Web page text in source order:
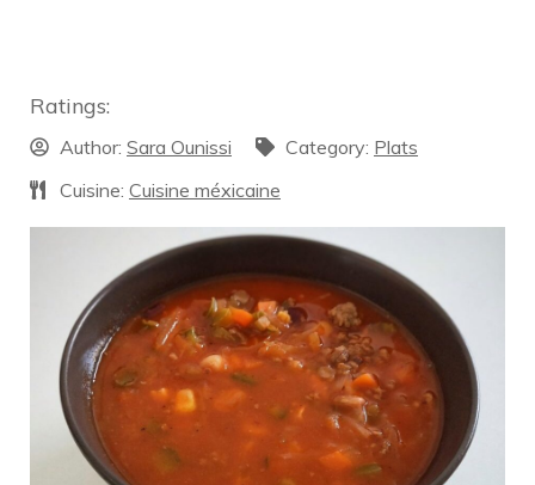
Ratings:
Author: Sara Ounissi Category: Plats
Cuisine: Cuisine méxicaine